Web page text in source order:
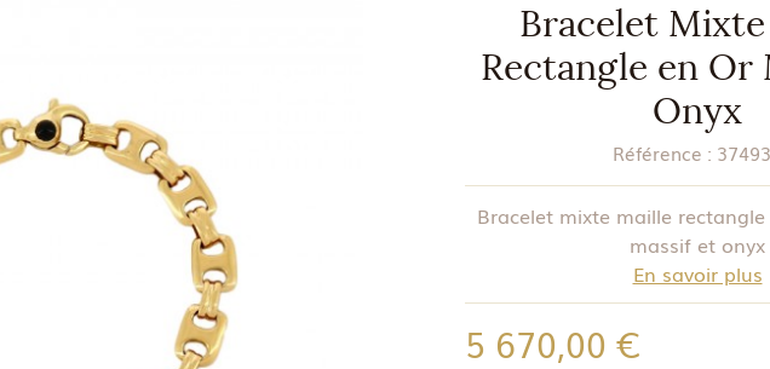
Bracelet
Rectangle en Or
Onyx
Référence :
Bracelet mixte maille
massif et onyx
En savoir plus
5 670,00 €